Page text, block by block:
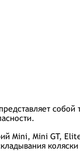
представляет
Mini, Mini GT,